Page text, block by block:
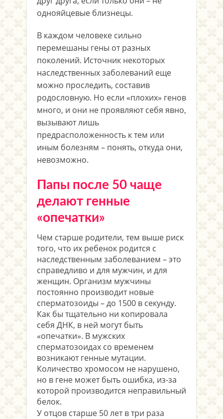
однояйцевые близнецы.
В каждом человеке сильно
перемешаны гены от разных
поколений. Источник некоторых
наследственных заболеваний еще
можно проследить, составив
родословную. Но если «плохих» генов
много, и они не проявляют себя явно,
вызывают лишь
предрасположенность к тем или
иным болезням – понять, откуда они,
невозможно.
Папы после 50 чаще
делают генные
«опечатки»
Чем старше родители, тем выше риск
того, что их ребенок родится с
наследственным заболеванием – это
справедливо и для мужчин, и для
женщин. Организм мужчины
постоянно производит новые
сперматозоиды – до 1500 в секунду.
Как бы тщательно ни копировала
себя ДНК, в ней могут быть
«опечатки». В мужских
сперматозоидах со временем
возникают генные мутации.
Количество хромосом не нарушено,
но в гене может быть ошибка, из-за
которой производится неправильный
белок.
У отцов старше 50 лет в три раза